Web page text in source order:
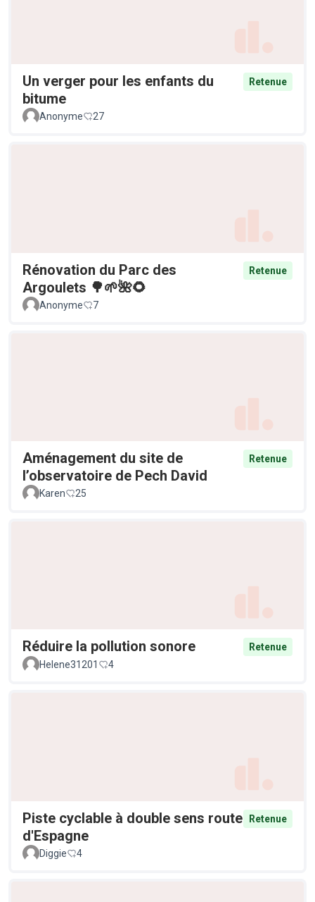
Un verger pour les enfants du
bitume
Retenue
Anonyme 27
Rénovation du Parc des
Argoulets 🌳🌱🌺🌻
Retenue
Anonyme 7
Aménagement du site de
l’observatoire de Pech David
Retenue
Karen 25
Réduire la pollution sonore
Retenue
Helene31201
4
Piste cyclable à double sens route
d'Espagne
Retenue
Diggie 4